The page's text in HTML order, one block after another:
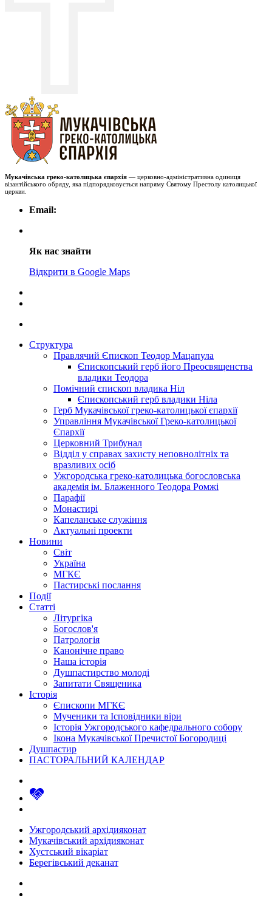
Мукачівська греко-католицька єпархія — церковно-адміністративна одиниця
візантійського обряду, яка підпорядковується напряму Святому Престолу католицької
церкви.
Email:
Як нас знайти
Відкрити в Google Maps
Структура
Правлячий Єпископ Теодор Мацапула
Єпископський герб його Преосвященства
владики Теодора
Помічний єпископ владика Ніл
Єпископський герб владики Ніла
Герб Мукачівської греко-католицької єпархії
Управління Мукачівської Греко-католицької
Єпархії
Церковний Трибунал
Відділ у справах захисту неповнолітніх та
вразливих осіб
Ужгородська греко-католицька богословська
академія ім. Блаженного Теодора Ромжі
Парафії
Монастирі
Капеланське служіння
Актуальні проекти
Новини
Світ
Україна
МГКЄ
Пастирські послання
Події
Статті
Літургіка
Богослов'я
Патрологія
Канонічне право
Наша історія
Душпастирство молоді
Запитати Священика
Історія
Єпископи МГКЄ
Мученики та Ісповідники віри
Історія Ужгородського кафедрального собору
Ікона Мукачівської Пречистої Богородиці
Душпастир
ПАСТОРАЛЬНИЙ КАЛЕНДАР
Ужгородський архідияконат
Мукачівський архідияконат
Хустський вікаріат
Берегівський деканат